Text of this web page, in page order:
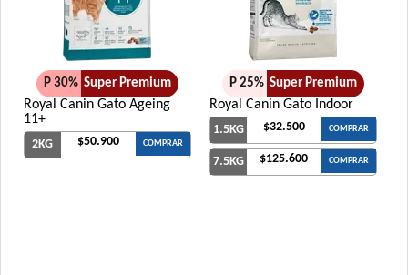
P 30% Super Premium
Royal Canin Gato Ageing
11+
2KG $50.900 COMPRAR
P 25% Super Premium
Royal Canin Gato Indoor
1.5KG $32.500 COMPRAR
7.5KG $125.600 COMPRAR